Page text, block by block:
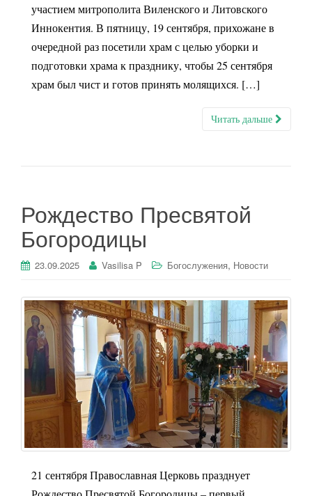
участием митрополита Виленского и Литовского
Иннокентия. В пятницу, 19 сентября, прихожане в
очередной раз посетили храм с целью уборки и
подготовки храма к празднику, чтобы 25 сентября
храм был чист и готов принять молящихся. […]
Читать дальше
Рождество Пресвятой
Богородицы
23.09.2025 Vasilisa P Богослужения, Новости
21 сентября Православная Церковь празднует